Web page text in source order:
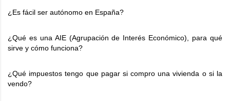
¿Es fácil ser autónomo en España?
¿Qué es una AIE (Agrupación de Interés Económico), para qué
sirve y cómo funciona?
¿Qué impuestos tengo que pagar si compro una vivienda o si la
vendo?